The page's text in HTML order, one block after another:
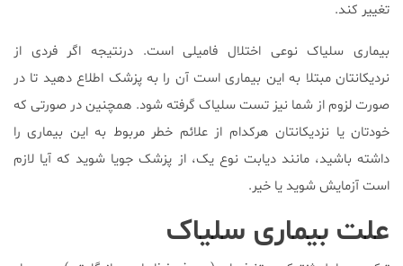
تغییر کند.
بیماری سلیاک نوعی اختلال فامیلی است. درنتیجه اگر فردی از
نردیکانتان مبتلا به این بیماری است آن را به پزشک اطلاع دهید تا در
صورت لزوم از شما نیز تست سلیاک گرفته شود. همچنین در صورتی که
خودتان یا نزدیکانتان هرکدام از علائم خطر مربوط به این بیماری را
داشته باشید، مانند دیابت نوع یک، از پزشک جویا شوید که آیا لازم
است آزمایش شوید یا خیر.
علت بیماری سلیاک